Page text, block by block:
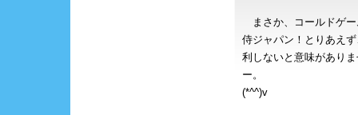
まさか、コールドゲー
侍ジャパン！とりあえ
利しないと意味があり
ー。
(*^^)v